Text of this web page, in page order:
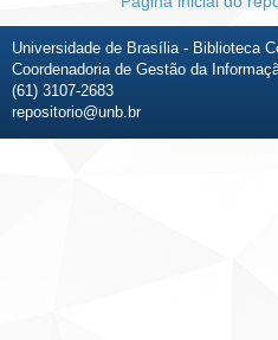
Universidade de Brasília - Biblioteca
Coordenadoria de Gestão da
(61) 3107-2683
repositorio@unb.br